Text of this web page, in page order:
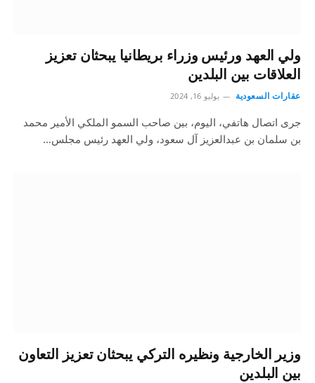
ولي العهد ورئيس وزراء بريطانيا يبحثان تعزيز
العلاقات بين البلدين
عقارات السعودية يوليو 16, 2024
جرى اتصال هاتفي، اليوم، بين صاحب السمو الملكي الأمير محمد
بن سلمان بن عبدالعزيز آل سعود، ولي العهد رئيس مجلس…
وزير الخارجية ونظيره التركي يبحثان تعزيز التعاون
بين البلدين